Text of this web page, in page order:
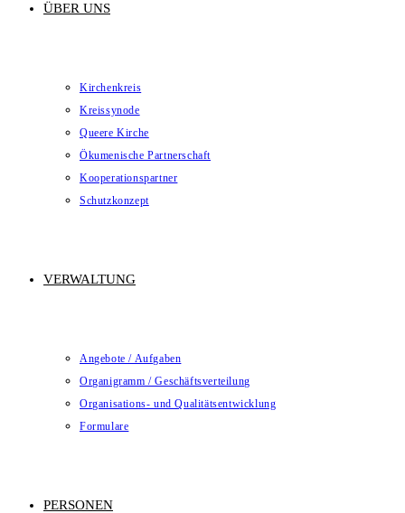
ÜBER UNS
Kirchenkreis
Kreissynode
Queere Kirche
Ökumenische Partnerschaft
Kooperationspartner
Schutzkonzept
VERWALTUNG
Angebote / Aufgaben
Organigramm / Geschäftsverteilung
Organisations- und Qualitätsentwicklung
Formulare
PERSONEN